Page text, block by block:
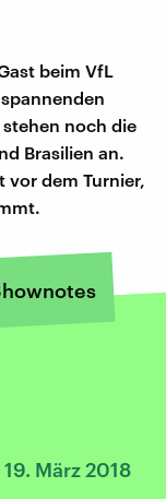
beim VfL
noch die
Brasilien an.
dem Turnier,
März 2018